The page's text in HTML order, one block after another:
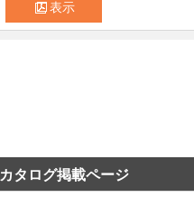
表示
カタログ掲載ページ